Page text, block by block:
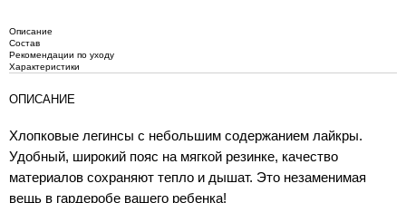
Описание
Состав
Рекомендации по уходу
Характеристики
ОПИСАНИЕ
Хлопковые легинсы с небольшим содержанием лайкры.
Удобный, широкий пояс на мягкой резинке, качество
материалов сохраняют тепло и дышат. Это незаменимая
вещь в гардеробе вашего ребенка!